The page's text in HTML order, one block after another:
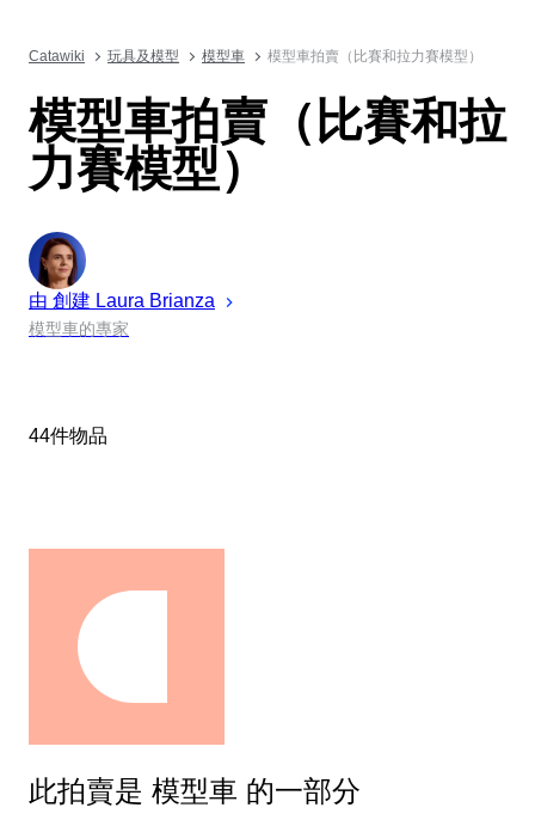
Catawiki 玩具及模型 模型車 模型車拍賣（比賽和拉力賽模型）
模型車拍賣（比賽和拉
力賽模型）
由 創建 Laura Brianza
模型車的專家
44件物品
此拍賣是 模型車 的一部分